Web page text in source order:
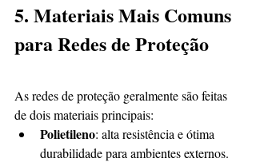
5. Materiais Mais Comuns
para Redes de Proteção
As redes de proteção geralmente são feitas
de dois materiais principais:
Polietileno: alta resistência e ótima
durabilidade para ambientes externos.